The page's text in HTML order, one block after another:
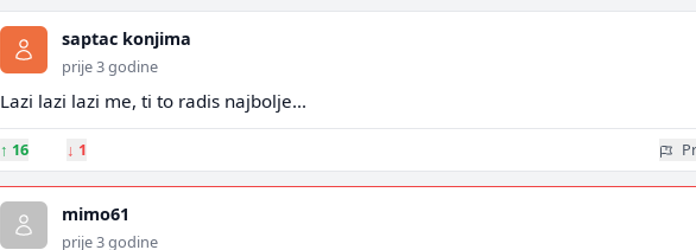
saptac konjima
prije 3 godine
Lazi lazi lazi me, ti to radis najbolje...
↑ 16 ↓ 1
mimo61
prije 3 godine